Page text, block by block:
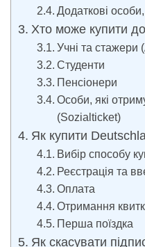
Додаткові
Хто може купити
Учні та стажери
Студенти
Пенсіонери
Особи, які
(Sozialticket)
Як купити
Вибір способу
Реєстрація та
Оплата
Отримання
Перша поїздка
Як скасувати